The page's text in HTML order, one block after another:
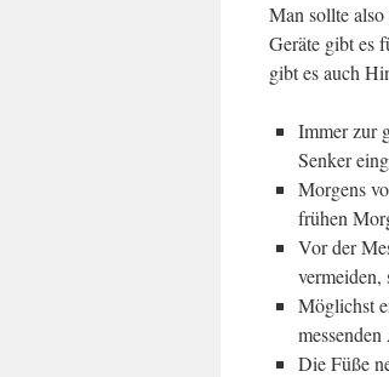
Man sollte
Geräte gibt es
gibt es auch
Immer zur
Senker
Morgens
frühen
Vor der
vermeiden,
Möglichst
Die Füße